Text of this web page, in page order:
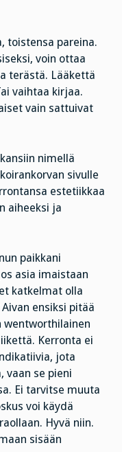
toistensa pareina.
voin ottaa
terästä. Lääkettä
vaihtaa kirjaa.
vain sattuivat
nimellä
sivulle
estetiikkaa
aiheeksi ja
paikkani
asia imaistaan
katkelmat olla
ensiksi pitää
wentworthilainen
Kerronta ei
jota
vaan se pieni
Ei tarvitse muuta
voi käydä
Hyvä niin.
sisään